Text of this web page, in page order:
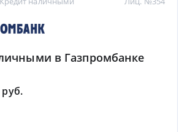
в Газпромбанке
руб.